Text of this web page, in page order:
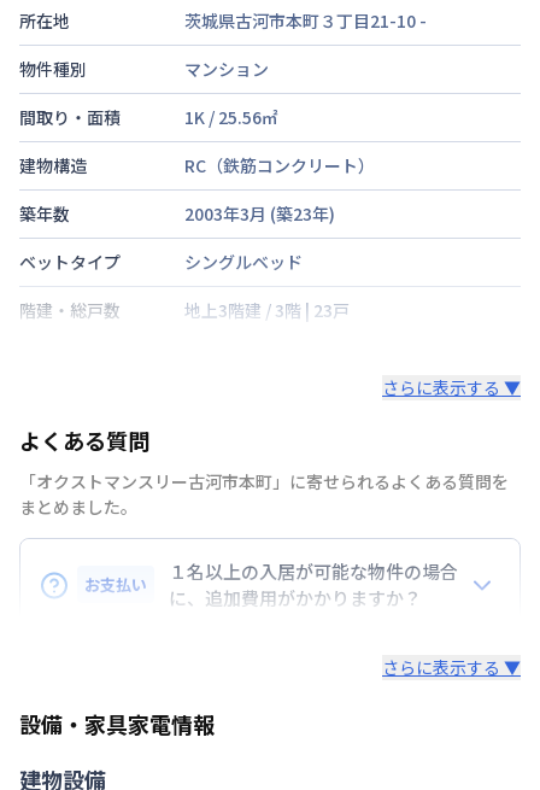
所在地 茨城県古河市本町３丁目21-10 -
物件種別
マンション
間取り・面積
1K / 25.56㎡
建物構造
RC（鉄筋コンクリート）
築年数
2003年3月 (築23年)
ベットタイプ
シングルベッド
階建・総戸数
地上3階建 / 3階 | 23戸
禁煙・喫煙
交通
定員
駐車場
なし
さらに表示する ▼
よくある質問
「オクストマンスリー古河市本町」に寄せられるよくある質問を
まとめました。
お支払い
１名以上の入居が可能な物件の場合
に、追加費用がかかりますか？
れます。※物件によって異なる場合がありますのでお
さらに表示する ▼
設備・家具家電情報
建物設備